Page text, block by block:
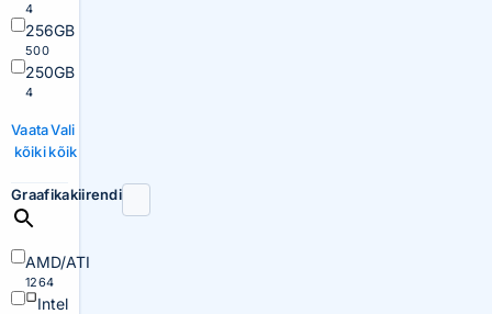
4
256GB
500
250GB
4
Vaata
kõiki
Vali
kõik
Graafikakiirendi
AMD/ATI
1264
Intel